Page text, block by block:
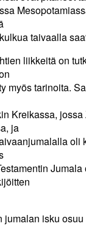
taivaalla
liikkeitä on
myös tarinoita.
Kreikassa,
ja
oli
jumalan isku